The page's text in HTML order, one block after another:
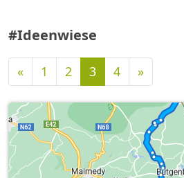
#Ideenwiese
«Vorherige
1 2 3 4 »Nächste